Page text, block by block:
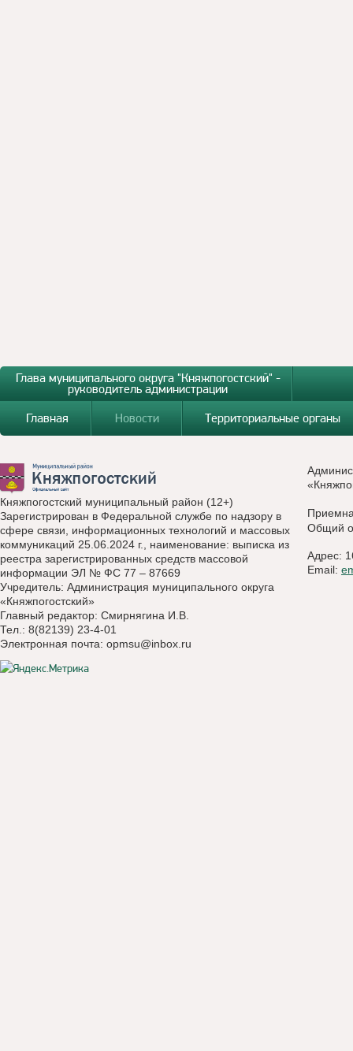
Глава муниципального округа "Княжпогостский" -
руководитель администрации
Главная
Новости Территориальные органы
Княжпогостский муниципальный район (12+)
Зарегистрирован в Федеральной службе по надзору в
сфере связи, информационных технологий и массовых
коммуникаций 25.06.2024 г., наименование: выписка из
реестра зарегистрированных средств массовой
информации ЭЛ № ФС 77 – 87669
Учредитель: Администрация муниципального округа
«Княжпогостский»
Главный редактор: Смирнягина И.В.
Тел.: 8(82139) 23-4-01
Электронная почта: opmsu@inbox.ru
Общий
Адрес:
Email: